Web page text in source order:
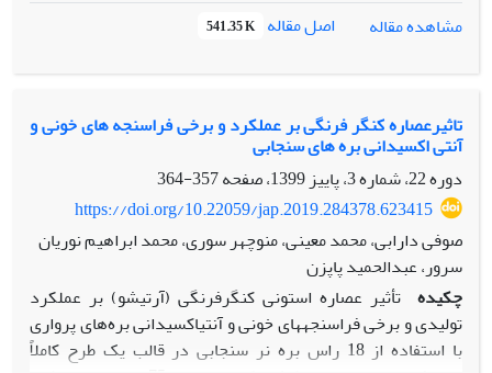
میلی‌لیتر سلنیوم و ویتامین ای در دو هفته قبل از زایش؛ هر
ای)، 2- دریافت سلنیوم و ویتامین ای از چهار هفته قبل از زایش
مخلوط با جیره به‌صورت روزانه در کیلوگرم ماده خشک مصرفی) و
3- تزریق 10 میلی‌لیتر سلنیوم و ویتامین ای در دو مرحله شامل
چهار هفته قبل از زایش (پنج میلی‌لیتر) و دو هفته قبل از زایش
(پنج میلی‌لیتر) بودند. میش‌ها قبل از تجویز مکمل‌ها و در زمان
زایمان خون‌گیری شدند. از بره‌های تازه متولدشده نیز قبل از
مصرف آغوز و 14 روز بعد از تولد خون‌گیری شد. غلظت سلنیوم،
مس، روی و آهن در آغوز و شیر اندازه‌گیری شد. نتایج آزمایش
نشان داد که میانگین وزن میش‌ها دو هفته بعد از زایش در
میش‌هائی که سلنیوم و ویتامین E را به‌صورت خوراکی دریافت
کردند از تیمار شاهد بیش‌تر بود (0/05>P). تفاوتی معنی‌داری در
مشاهده مقاله
اصل مقاله 541.35 K
تاثیرعصاره کنگر فرنگی بر عملکرد و برخی فراسنجه های خونی و
آنتی اکسیدانی بره های سنجابی
دوره 22، شماره 3، پاییز 1399، صفحه
357-364
https://doi.org/10.22059/jap.2019.284378.623415
صوفی دارابی، محمد معینی، منوچهر سوری، محمد ابراهیم نوریان
سرور، عبدالحمید پاپزن
چکیده تأثیر عصاره استونی کنگرفرنگی (آرتیشو) بر عملکرد
تولیدی و برخی فراسنجه­های خونی و آنتی­اکسیدانی بره‌های پرواری
با استفاده از 18 راس بره نر سنجابی در قالب یک طرح کاملاً